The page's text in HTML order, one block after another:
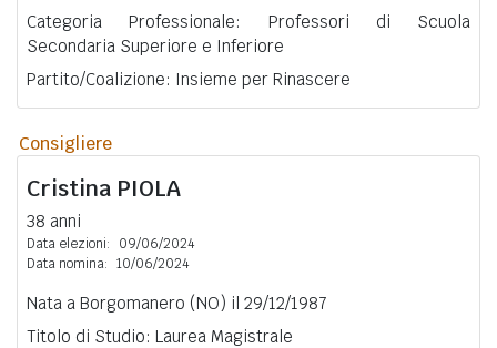
Categoria Professionale: Professori di Scuola
Secondaria Superiore e Inferiore
Partito/Coalizione: Insieme per Rinascere
Consigliere
Cristina PIOLA
38 anni
Data elezioni:
09/06/2024
Data nomina: 10/06/2024
Nata a Borgomanero (NO) il 29/12/1987
Titolo di Studio: Laurea Magistrale